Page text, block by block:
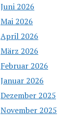
Juni 2026
Mai 2026
April 2026
März 2026
Februar 2026
Januar 2026
Dezember 2025
November 2025